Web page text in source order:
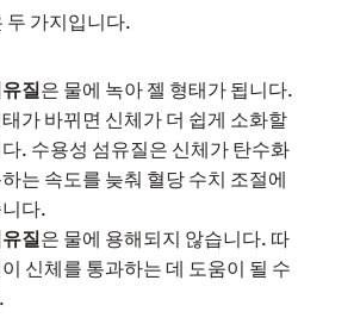
두 가지입니다.
질은 물에 녹아 젤 형태가 됩니다.
가 바뀌면 신체가 더 쉽게 소화할
. 수용성 섬유질은 신체가 탄수화
는 속도를 늦춰 혈당 수치 조절에
다.
질은 물에 용해되지 않습니다. 따
신체를 통과하는 데 도움이 될 수